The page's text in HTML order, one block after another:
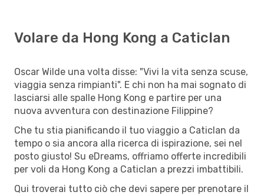
Volare da Hong Kong a Caticlan
Oscar Wilde una volta disse: "Vivi la vita senza scuse,
viaggia senza rimpianti". E chi non ha mai sognato di
lasciarsi alle spalle Hong Kong e partire per una
nuova avventura con destinazione Filippine?
Che tu stia pianificando il tuo viaggio a Caticlan da
tempo o sia ancora alla ricerca di ispirazione, sei nel
posto giusto! Su eDreams, offriamo offerte incredibili
per voli da Hong Kong a Caticlan a prezzi imbattibili.
Qui troverai tutto ciò che devi sapere per prenotare il